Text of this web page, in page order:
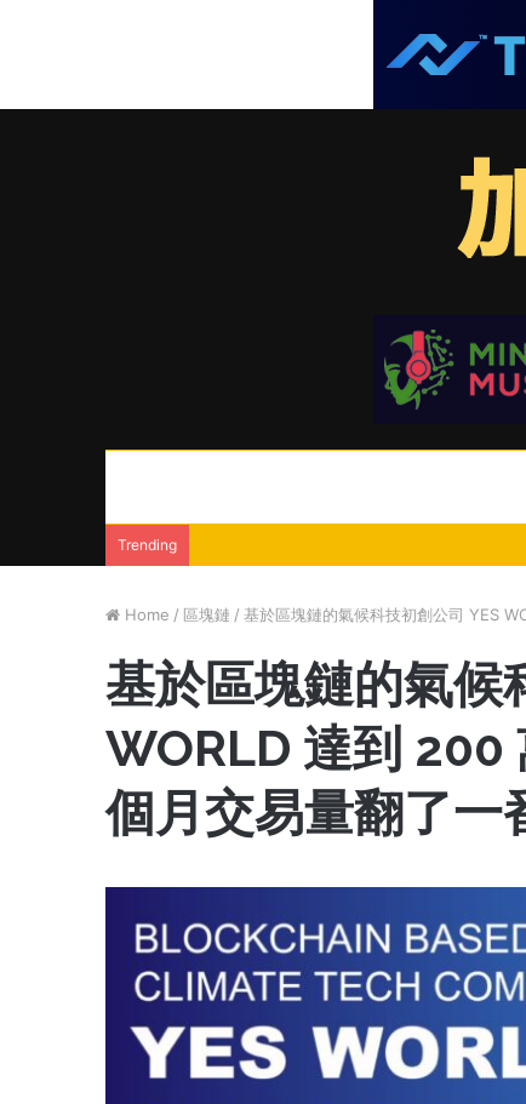
Trending
Home / 區塊鏈 / 基於區塊鏈的氣候科技初創公司 YES
基於區塊鏈的氣候
WORLD 達到 200
個月交易量翻了一